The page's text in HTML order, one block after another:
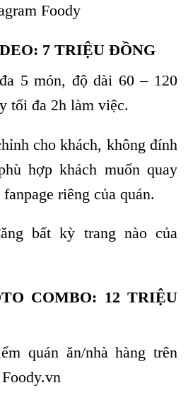
Foody
7 TRIỆU ĐỒNG
5 món, độ dài 60 – 120
tối đa 2h làm việc.
cho khách, không đính
hợp khách muốn quay
riêng của quán.
bất kỳ trang nào của
COMBO: 12 TRIỆU
quán ăn/nhà hàng trên